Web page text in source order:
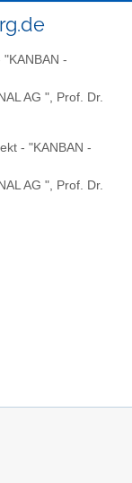
-
AG ", Prof. Dr.
- "KANBAN -
AG ", Prof. Dr.